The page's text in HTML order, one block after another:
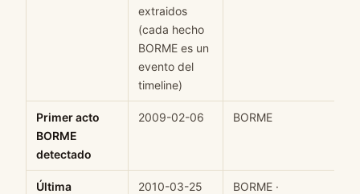
extraidos
(cada hecho
BORME es un
evento del
timeline)
Primer acto
BORME
detectado
2009-02-06 BORME
Última
2010-03-25
BORME ·